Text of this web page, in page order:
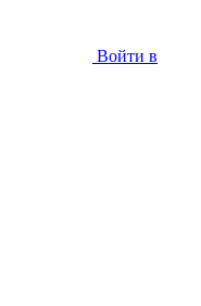
Войти в